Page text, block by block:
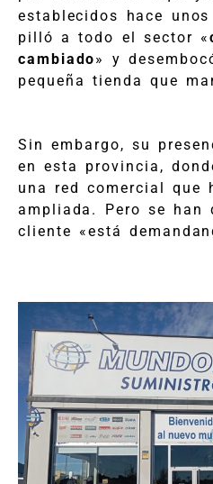
establecidos hace
pilló a todo el sector «
cambiado» y
pequeña tienda que
Sin embargo, su
en esta provincia,
una red comercial que
ampliada. Pero se han
cliente «está